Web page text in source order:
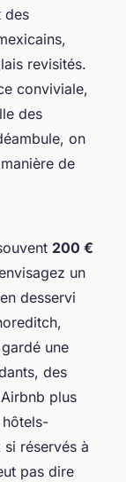
des
revisités.
conviviale,
des
on
manière de
200 €
un
desservi
une
des
plus
réservés à
pas dire